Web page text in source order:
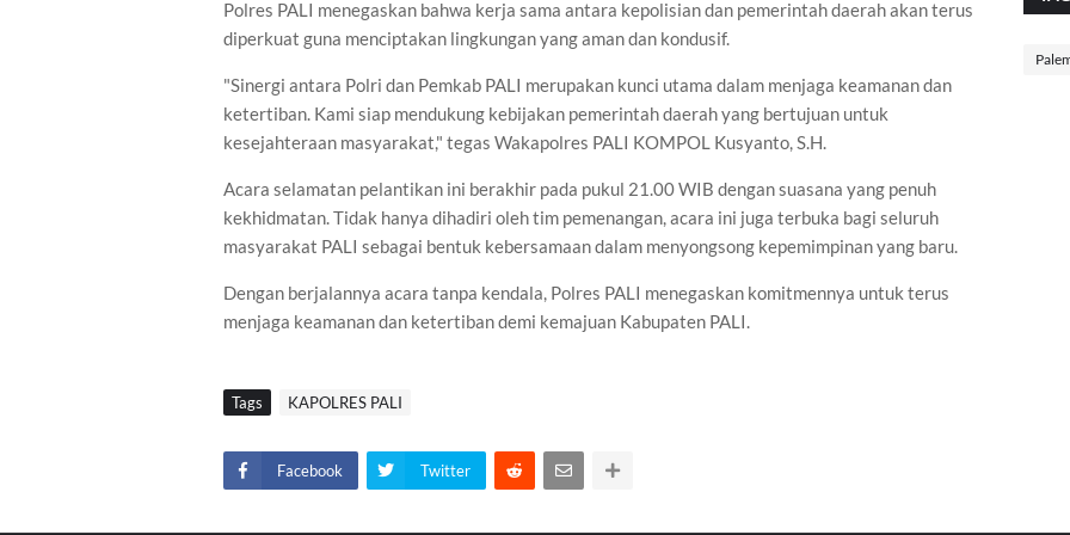
Polres PALI menegaskan bahwa kerja sama antara kepolisian dan pemerintah daerah akan terus
diperkuat guna menciptakan lingkungan yang aman dan kondusif.
"Sinergi antara Polri dan Pemkab PALI merupakan kunci utama dalam menjaga keamanan dan
ketertiban. Kami siap mendukung kebijakan pemerintah daerah yang bertujuan untuk
kesejahteraan masyarakat," tegas Wakapolres PALI KOMPOL Kusyanto, S.H.
Acara selamatan pelantikan ini berakhir pada pukul 21.00 WIB dengan suasana yang penuh
kekhidmatan. Tidak hanya dihadiri oleh tim pemenangan, acara ini juga terbuka bagi seluruh
masyarakat PALI sebagai bentuk kebersamaan dalam menyongsong kepemimpinan yang baru.
Dengan berjalannya acara tanpa kendala, Polres PALI menegaskan komitmennya untuk terus
menjaga keamanan dan ketertiban demi kemajuan Kabupaten PALI.
Tags KAPOLRES PALI
Facebook Twitter